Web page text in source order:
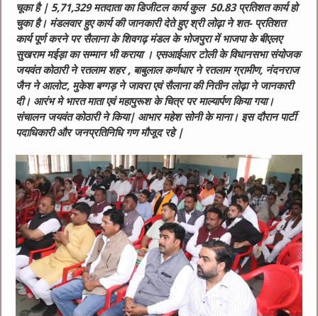
चूका है | 5,71,329 मतदाता का डिजीटल कार्य कुल 50.83 प्रतिशत कार्य हो
चुका है। मंडलवार हुए कार्य की जानकारी देते हुए श्री लोढ़ा ने शत- प्रतिशत
कार्य पूर्ण करने पर सैलाना के शिवगढ़ मंडल के भोजपुरा में भाजपा के बीएलए
सुखराम मईड़ा का सम्मान भी कराया । एसआईआर टोली के विधानसभा संयोजक
जयवंत कोठारी ने रतलाम शहर , बाबुलाल कर्णधार ने रतलाम ग्रामीण, नंदनराज
जैन ने आलोट, मुकेश बग्गड़ ने जावरा एवं सैलाना की नितीन लोढ़ा ने जानकारी
दी। आरंभ मे भारत माता एवं महापुरूश के चित्र पर माल्यार्पण किया गया।
संचालन जयवंत कोठारी ने किया| आभार महेश सोनी के माना। इस दौरान पार्टी
पदाधिकारी और जनप्रतिनिधि गण मौजूद रहे |